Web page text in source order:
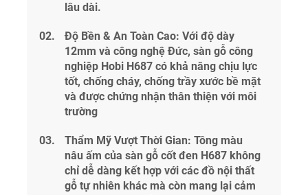
lâu dài.
Độ Bền & An Toàn Cao: Với độ dày
12mm và công nghệ Đức, sàn gỗ công
nghiệp Hobi H687 có khả năng chịu lực
tốt, chống cháy, chống trầy xước bề mặt
và được chứng nhận thân thiện với môi
trường
Thẩm Mỹ Vượt Thời Gian: Tông màu
nâu ấm của sàn gỗ cốt đen H687 không
chỉ dễ dàng kết hợp với các đồ nội thất
gỗ tự nhiên khác mà còn mang lại cảm